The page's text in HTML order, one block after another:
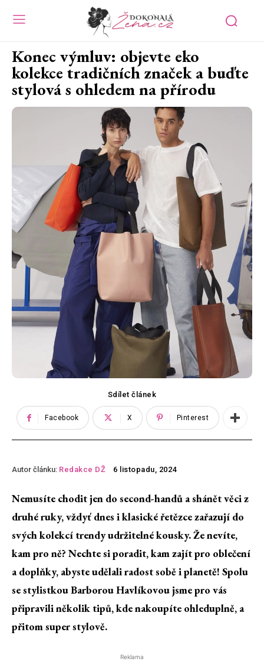
Konec výmluv: objevte eko
kolekce tradičních značek a buďte
stylová s ohledem na přírodu
Sdílet článek
Facebook X Pinterest
Autor článku: Redakce DŽ 6 listopadu, 2024
Nemusíte chodit jen do second-handů a shánět věci z
druhé ruky, vždyť dnes i klasické řetězce zařazují do
svých kolekcí trendy udržitelné kousky. Že nevíte,
kam pro ně? Nechte si poradit, kam zajít pro oblečení
a doplňky, abyste udělali radost sobě i planetě! Spolu
se stylistkou Barborou Havlíkovou jsme pro vás
připravili několik tipů, kde nakoupíte ohleduplně, a
přitom super stylově.
Reklama